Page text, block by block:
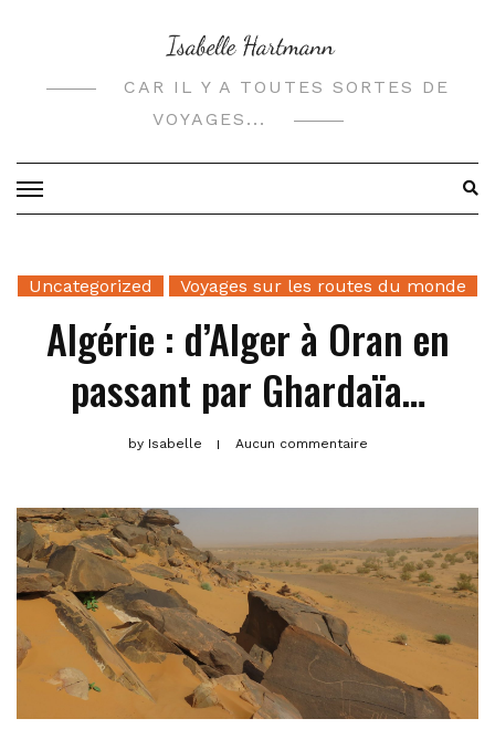
CAR IL Y A TOUTES SORTES DE
VOYAGES...
Uncategorized Voyages sur les routes du monde
Algérie : d’Alger à Oran en
passant par Ghardaïa…
byIsabelle Aucun commentaire